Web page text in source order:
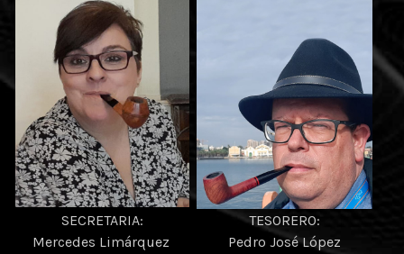
SECRETARIA:
Mercedes Limárquez
TESORERO:
Pedro José López